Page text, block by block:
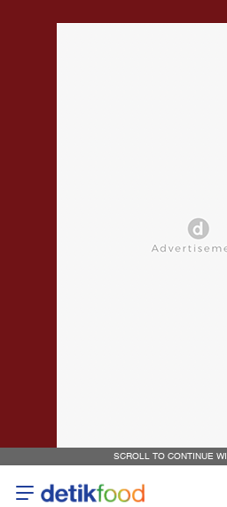
SCROLL TO CONTINUE